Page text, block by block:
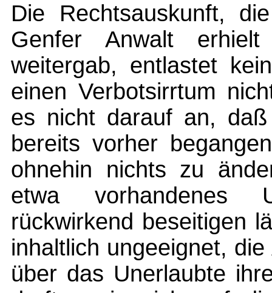
Die Rechtsauskunft,
Genfer Anwalt
weitergab, entlastet
einen Verbotsirrtum
es nicht darauf an,
bereits vorher
ohnehin nichts zu
etwa vorhandenes
rückwirkend beseitigen
inhaltlich ungeeignet,
über das Unerlaubte